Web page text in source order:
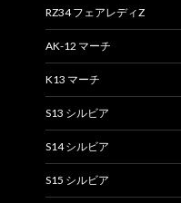
RZ34 フェアレディZ
AK-12 マーチ
K13 マーチ
S13 シルビア
S14 シルビア
S15 シルビア